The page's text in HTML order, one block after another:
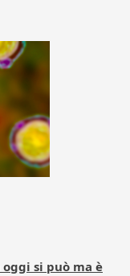
si può ma è